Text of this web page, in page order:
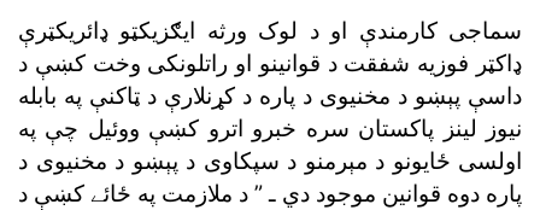
سماجى کارمندې او د لوک ورثه ايګزيکټو ډائريکټرې
ډاکټر فوزيه شفقت د قوانينو او راتلونکى وخت کښې د
داسې پېښو د مخنيوى د پاره د کړنلارې د ټاکنې په بابله
نيوز لينز پاکستان سره خبرو اترو کښې ووئيل چې په
اولسى ځايونو د مېرمنو د سپکاوى د پېښو د مخنيوى د
پاره دوه قوانين موجود دي ـ ” د ملازمت په ځائے کښې د